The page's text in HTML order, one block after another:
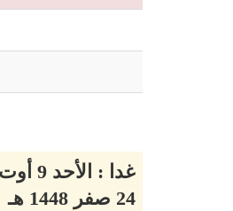
غدا : الأحد 9 أوت 2026 م
24 صفر 1448 هـ